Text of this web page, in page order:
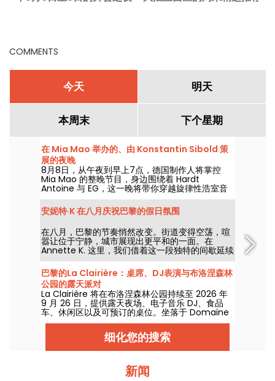
COMMENTS
今天 明天
本周末 下个星期
在 Mia Mao 举办的、由 Konstantin Sibold 策
展的夜晚
8月8日，从午夜到早上7点，德国制作人将掌控
Mia Mao 的整晚节目，身边围绕着 Hardt
Antoine 与 EG，这一晚将带你穿越旋律性浩室音
乐、Techno，以及它们的边界地带。
安妮特·K 在八月庆祝巴黎的假日氛围
在八月，巴黎的节奏悄然改变。街道变得空荡，喧
嚣让位于宁静，城市展现出更平和的一面。在
Annette K. 这里，我们借着这一段独特的间歇延续
假日的氛围，脚尖仿佛已踏近水边，迎接开学前的
最后时光。
巴黎的La Clairière：桌席、DJ表演与布洛涅森林
公园的露天派对
La Clairière 将在布洛涅森林公园持续至 2026 年
9 月 26 日，提供露天夜场、电子音乐 DJ、食品
车、休闲区以及可预订的桌位。坐落于 Domaine
de Longchamp 的这个巴黎户外夜店，周五和周
六晚上面向公众开放，整个夏季都有多场精彩活
细化您的搜索
新闻